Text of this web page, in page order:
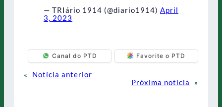
— TRIário 1914 (@diario1914) April
3, 2023
Canal do PTD Favorite o PTD
«
Notícia anterior
Próxima notícia
»